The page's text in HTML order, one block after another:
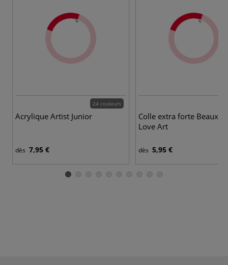
24 couleurs
Acrylique Artist Junior
dès 7,95 €
Colle extra forte Beaux-
Love Art
dès 5,95 €